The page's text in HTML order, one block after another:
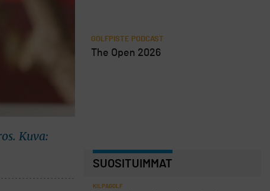
Kuva:
GOLFPISTE PODCAST
The Open 2026
SUOSITUIMMAT
KILPAGOLF